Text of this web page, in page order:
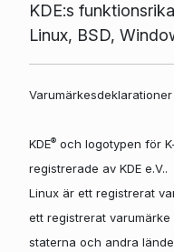
KDE:s
Linux, BSD,
Varumärkesdeklarationer
KDE®och logotypen för
registrerade av KDE e.V..
Linux är ett registrerat
ett registrerat varumärke
staterna och andra